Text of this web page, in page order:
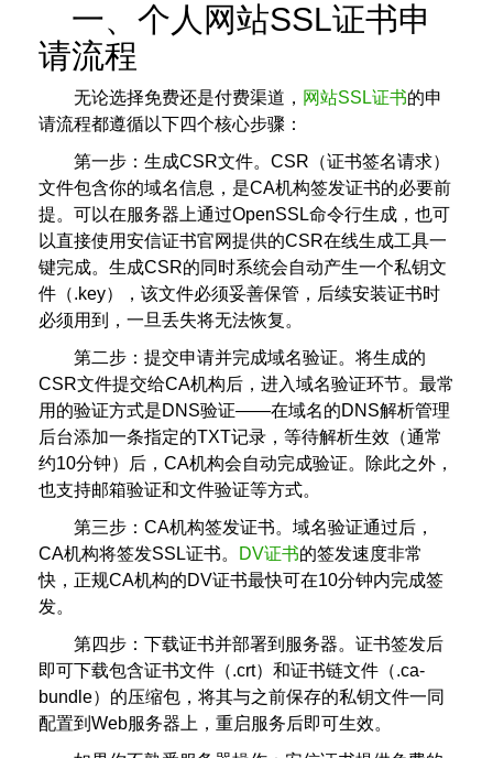
一、个人网站SSL证书申
请流程
无论选择免费还是付费渠道， 网站SSL证书的申
请流程都遵循以下四个核心步骤：
第一步：生成CSR文件。CSR（证书签名请求）
文件包含你的域名信息，是CA机构签发证书的必要前
提。可以在服务器上通过OpenSSL命令行生成，也可
以直接使用安信证书官网提供的CSR在线生成工具一
键完成。生成CSR的同时系统会自动产生一个私钥文
件（.key），该文件必须妥善保管，后续安装证书时
必须用到，一旦丢失将无法恢复。
第二步：提交申请并完成域名验证。将生成的
CSR文件提交给CA机构后，进入域名验证环节。最常
用的验证方式是DNS验证——在域名的DNS解析管理
后台添加一条指定的TXT记录，等待解析生效（通常
约10分钟）后，CA机构会自动完成验证。除此之外，
也支持邮箱验证和文件验证等方式。
第三步：CA机构签发证书。域名验证通过后，
CA机构将签发SSL证书。
DV证书的签发速度非常
快，正规CA机构的DV证书最快可在10分钟内完成签
发。
第四步：下载证书并部署到服务器。证书签发后
即可下载包含证书文件（.crt）和证书链文件（.ca-
bundle）的压缩包，将其与之前保存的私钥文件一同
配置到Web服务器上，重启服务后即可生效。